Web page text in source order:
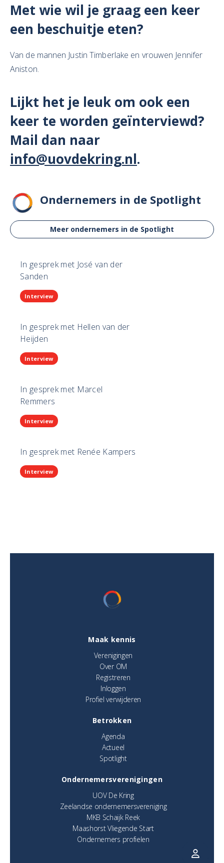
Met wie wil je graag een keer
een beschuitje eten?
Van de mannen Justin Timberlake en vrouwen Jennifer
Aniston.
Lijkt het je leuk om ook een
keer te worden geïnterviewd?
Mail dan naar
info@uovdekring.nl.
Ondernemers in de Spotlight
Meer ondernemers in de Spotlight
In gesprek met José van der
Sanden
Interview
In gesprek met Hellen van der
Heijden
Interview
In gesprek met Marcel
Remmers
Interview
In gesprek met Renée Kampers
Interview
Maak kennis
Verenigingen
Over OM
Registreren
Inloggen
Profiel verwijderen
Betrokken
Agenda
Actueel
Spotlight
Ondernemersverenigingen
UOV De Kring
Zeelandse ondernemersvereniging
MKB Schaijk Reek
Maashorst Vliegende Start
Ondernemers profielen